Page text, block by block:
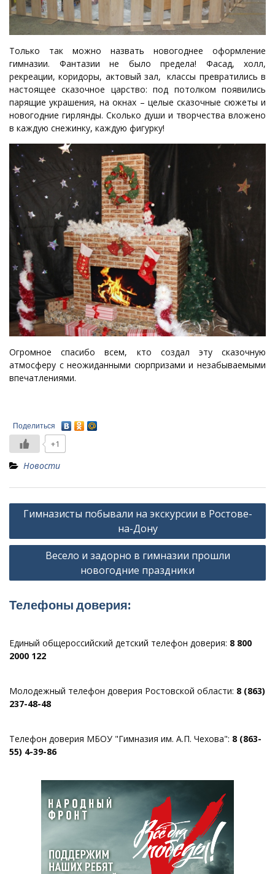
Только так можно назвать новогоднее оформление
гимназии. Фантазии не было предела! Фасад, холл,
рекреации, коридоры, актовый зал, классы превратились в
настоящее сказочное царство: под потолком появились
парящие украшения, на окнах – целые сказочные сюжеты и
новогодние гирлянды. Сколько души и творчества вложено
в каждую снежинку, каждую фигурку!
Огромное спасибо всем, кто создал эту сказочную
атмосферу с неожиданными сюрпризами и незабываемыми
впечатлениями.
Поделиться
+1
Новости
Навигация
записям
Гимназисты побывали на экскурсии в Ростове-
на-Дону
Весело и задорно в гимназии прошли
новогодние праздники
Телефоны доверия:
Единый общероссийский детский телефон доверия: 8 800
2000 122
Молодежный телефон доверия Ростовской области: 8 (863)
237-48-48
Телефон доверия МБОУ "Гимназия им. А.П. Чехова": 8 (863-
55) 4-39-86